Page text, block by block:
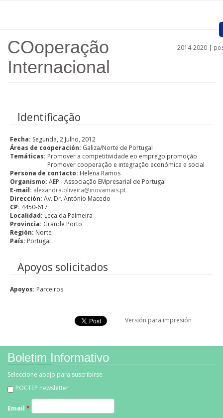
Home
Convocatórias
Procedimentos
Comunicação
Documentos
Regiões
Ligações
2014-2020 |
COoperação
Internacional
Identificação
Fecha: Segunda, 2 Julho, 2012
Áreas de cooperación: Galiza/Norte de Portugal
Temáticas: Promover a competitividade eo emprego promoção
Promover cooperação e integração económica e social
Persona de contacto: Helena Ramos
Organismo: AEP - Associação EMpresarial de Portugal
E-mail: alexandra.oliveira@inovamais.pt
Dirección: Av. Dr. António Macedo
CP: 4450-617
Localidad: Leça da Palmeira
Provincia: Grande Porto
Región: Norte
País: Portugal
Apoyos solicitados
Apoyos: Parceiros
Versión para impresión
Boletim Informativo
Seleccione abajo para suscribirse
POCTEP newsletter
Email *